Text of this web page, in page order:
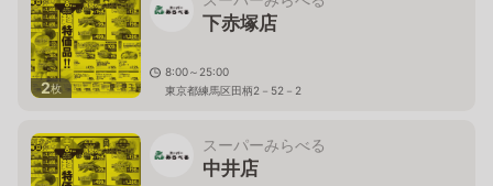
2枚
下赤塚店
8:00～25:00
東京都練馬区田柄2－52－2
スーパーみらべる
中井店